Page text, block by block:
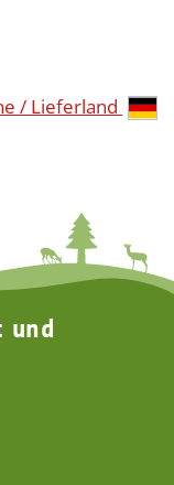
/ Lieferland
und